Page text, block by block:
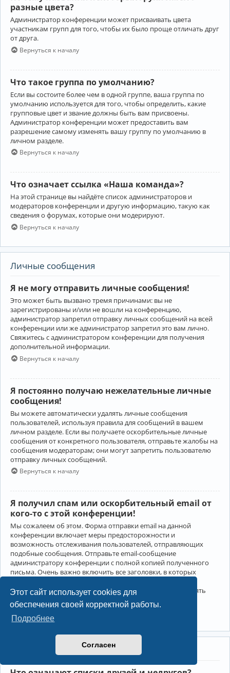
Этот сайт использует cookies для
обеспечения своей корректной работы.
Подробнее
Согласен
разные цвета?
Администратор конференции может присваивать цвета
участникам групп для того, чтобы их было проще отличать друг
от друга.
Вернуться к началу
Что такое группа по умолчанию?
Если вы состоите более чем в одной группе, ваша группа по
умолчанию используется для того, чтобы определить, какие
групповые цвет и звание должны быть вам присвоены.
Администратор конференции может предоставить вам
разрешение самому изменять вашу группу по умолчанию в
личном разделе.
Вернуться к началу
Что означает ссылка «Наша команда»?
На этой странице вы найдёте список администраторов и
модераторов конференции и другую информацию, такую как
сведения о форумах, которые они модерируют.
Вернуться к началу
Личные сообщения
Я не могу отправить личные сообщения!
Это может быть вызвано тремя причинами: вы не
зарегистрированы и/или не вошли на конференцию,
администратор запретил отправку личных сообщений на всей
конференции или же администратор запретил это вам лично.
Свяжитесь с администратором конференции для получения
дополнительной информации.
Вернуться к началу
Я постоянно получаю нежелательные личные
сообщения!
Вы можете автоматически удалять личные сообщения
пользователей, используя правила для сообщений в вашем
личном разделе. Если вы получаете оскорбительные личные
сообщения от конкретного пользователя, отправьте жалобы на
сообщения модераторам; они могут запретить пользователю
отправку личных сообщений.
Вернуться к началу
Я получил спам или оскорбительный email от
кого-то с этой конференции!
Мы сожалеем об этом. Форма отправки email на данной
конференции включает меры предосторожности и
возможность отслеживания пользователей, отправляющих
подобные сообщения. Отправьте email-сообщение
администратору конференции с полной копией полученного
письма. Очень важно включить все заголовки, в которых
Администратор конференции сможет в этом случае принять
меры.
Друзья и недруги